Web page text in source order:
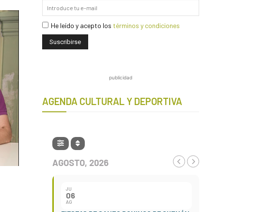
He leído y acepto los términos y condiciones
publicidad
AGENDA CULTURAL Y DEPORTIVA
AGOSTO, 2026
JU
06
AG